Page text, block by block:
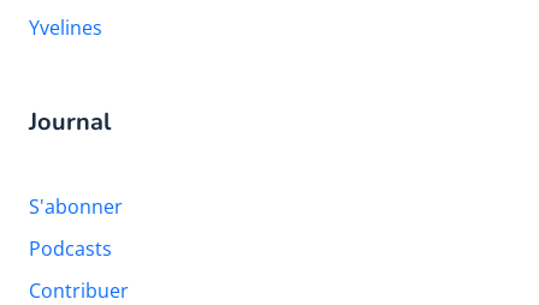
Yvelines
Journal
S'abonner
Podcasts
Contribuer